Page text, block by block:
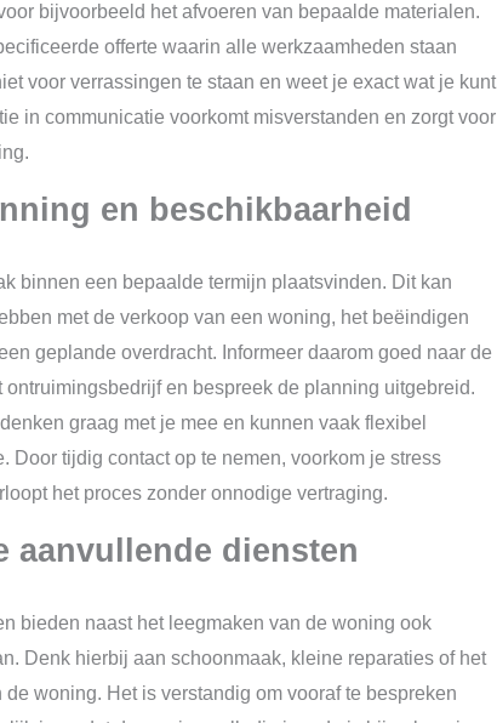
bijvoorbeeld het afvoeren van bepaalde materialen.
offerte waarin alle werkzaamheden staan
voor verrassingen te staan en weet je exact wat je kunt
in communicatie voorkomt misverstanden en zorgt voor
en beschikbaarheid
binnen een bepaalde termijn plaatsvinden. Dit kan
met de verkoop van een woning, het beëindigen
geplande overdracht. Informeer daarom goed naar de
ontruimingsbedrijf en bespreek de planning uitgebreid.
graag met je mee en kunnen vaak flexibel
Door tijdig contact op te nemen, voorkom je stress
het proces zonder onnodige vertraging.
aanvullende diensten
bieden naast het leegmaken van de woning ook
Denk hierbij aan schoonmaak, kleine reparaties of het
woning. Het is verstandig om vooraf te bespreken